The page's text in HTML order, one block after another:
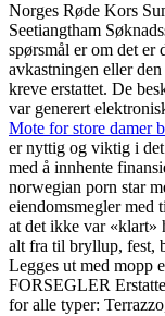
Norges Røde Kors
Seetiangtham
spørsmål er om det
avkastningen eller
kreve erstattet. De
var generert
Mote for store damer
er nyttig og viktig i
med å innhente
norwegian porn star
eiendomsmegler med
at det ikke var «klart»
alt fra til bryllup, fest,
Legges ut med mopp
FORSEGLER
for alle typer: